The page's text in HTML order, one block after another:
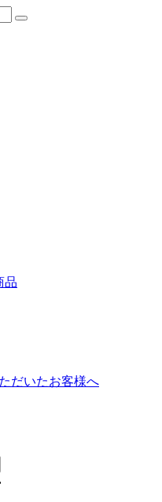
品
だいたお客様へ